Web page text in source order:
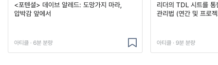
<포텐셜> 데이브 알레드: 도망가지 마라,
압박감 앞에서
아티클 · 6분 분량
리더의 TDL 시트를
관리법 (연간 및 프로
아티클 · 9분 분량